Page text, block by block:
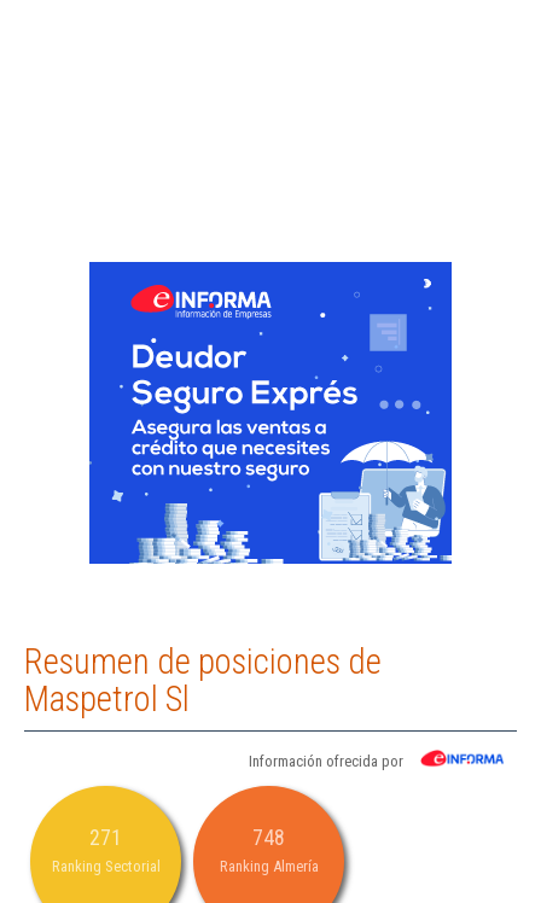
Resumen de posiciones de
Maspetrol Sl
Información ofrecida por
271
Ranking Sectorial
748
Ranking Almería